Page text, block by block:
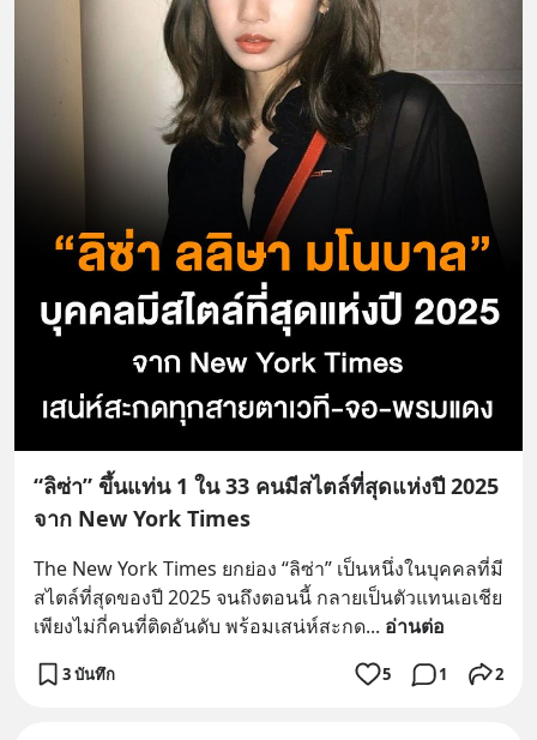
“ลิซ่า” ขึ้นแท่น 1 ใน 33 คนมีสไตล์ที่สุดแห่งปี 2025
จาก New York Times
The New York Times ยกย่อง “ลิซ่า” เป็นหนึ่งในบุคคลที่มี
สไตล์ที่สุดของปี 2025 จนถึงตอนนี้ กลายเป็นตัวแทนเอเชีย
เพียงไม่กี่คนที่ติดอันดับ พร้อมเสน่ห์สะกด... อ่านต่อ
3 บันทึก 5 1 2